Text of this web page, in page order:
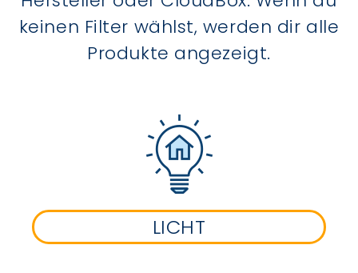
keinen Filter wählst, werden dir alle
Produkte angezeigt.
LICHT